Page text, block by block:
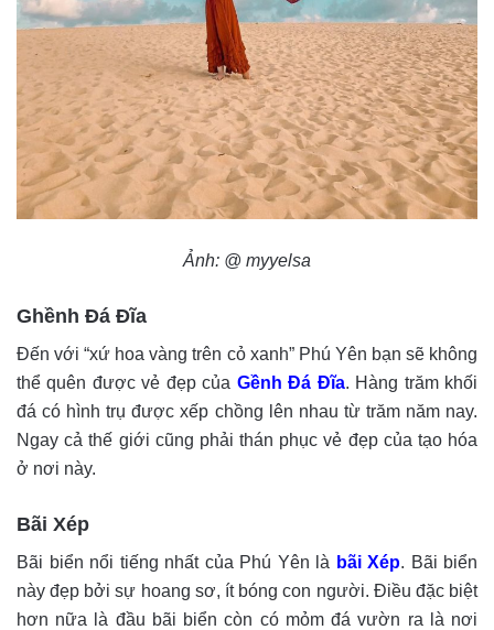
Ảnh: @ myyelsa
Ghềnh Đá Đĩa
Đến với “xứ hoa vàng trên cỏ xanh” Phú Yên bạn sẽ không
thể quên được vẻ đẹp của Gềnh Đá Đĩa. Hàng trăm khối
đá có hình trụ được xếp chồng lên nhau từ trăm năm nay.
Ngay cả thế giới cũng phải thán phục vẻ đẹp của tạo hóa
ở nơi này.
Bãi Xép
Bãi biển nổi tiếng nhất của Phú Yên là bãi Xép. Bãi biển
này đẹp bởi sự hoang sơ, ít bóng con người. Điều đặc biệt
hơn nữa là đầu bãi biển còn có mỏm đá vườn ra là nơi